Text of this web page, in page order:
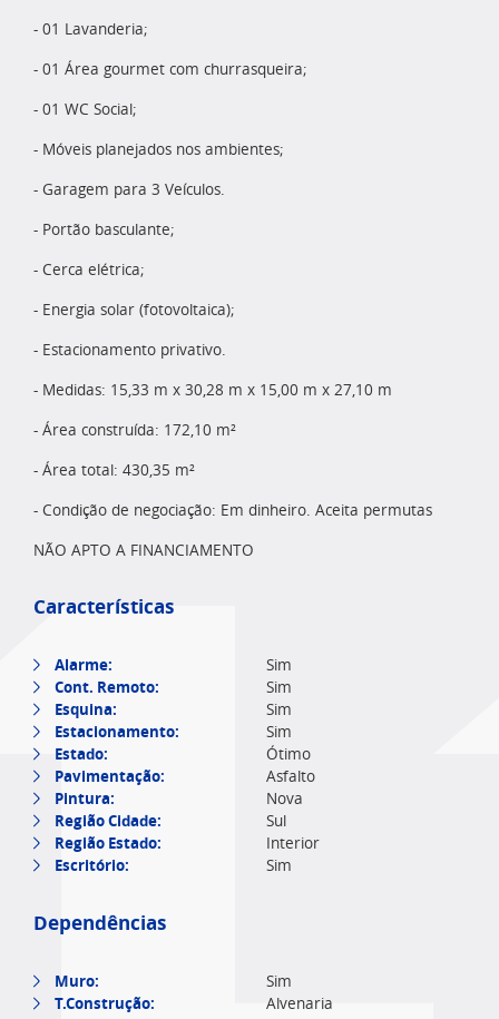
- 01 Lavanderia;
- 01 Área gourmet com churrasqueira;
- 01 WC Social;
- Móveis planejados nos ambientes;
- Garagem para 3 Veículos.
- Portão basculante;
- Cerca elétrica;
- Energia solar (fotovoltaica);
- Estacionamento privativo.
- Medidas: 15,33 m x 30,28 m x 15,00 m x 27,10 m
- Área construída: 172,10 m²
- Área total: 430,35 m²
- Condição de negociação: Em dinheiro. Aceita permutas
NÃO APTO A FINANCIAMENTO
Características
Alarme: Sim
Cont. Remoto: Sim
Esquina: Sim
Estacionamento: Sim
Estado: Ótimo
Pavimentação: Asfalto
Pintura: Nova
Região Cidade: Sul
Região Estado: Interior
Escritório: Sim
Dependências
Muro: Sim
T.Construção: Alvenaria